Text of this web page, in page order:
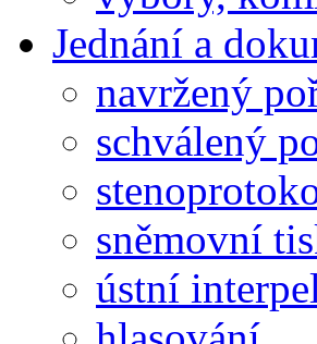
Jednání a
navržený
schválený
sněmovní
ústní